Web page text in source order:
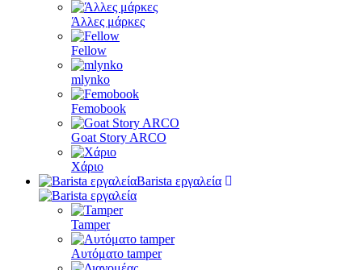
Άλλες μάρκες
Fellow
mlynko
Femobook
Goat Story ARCO
Χάριο
Barista εργαλεία
Tamper
Αυτόματο tamper